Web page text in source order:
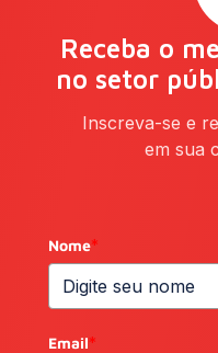
Receba o
no setor
Inscreva-se e
em sua
Nome*
Email*